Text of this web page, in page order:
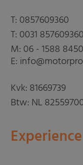
T: 0857609360
T: 0031
M: 06 - 1588
E:
Kvk: 81669739
Btw: NL